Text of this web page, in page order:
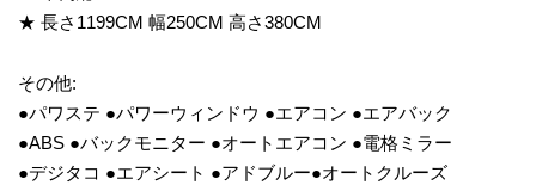
★ 長さ1199CM 幅250CM 高さ380CM
その他:
●パワステ ●パワーウィンドウ ●エアコン ●エアバック
●ABS ●バックモニター ●オートエアコン ●電格ミラー
●デジタコ ●エアシート ●アドブルー●オートクルーズ